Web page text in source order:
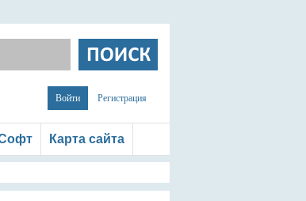
Войти Регистрация
Карта сайта